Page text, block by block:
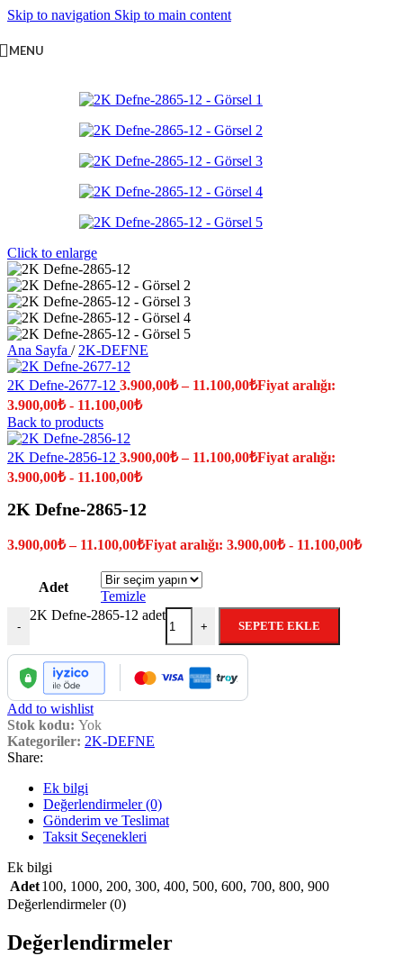
Skip to navigation Skip to main content
MENU
Click to enlarge
Ana Sayfa / 2K-DEFNE
2K Defne-2677-12 3.900,00₺ – 11.100,00₺Fiyat aralığı:
3.900,00₺ - 11.100,00₺
Back to products
2K Defne-2856-12 3.900,00₺ – 11.100,00₺Fiyat aralığı:
3.900,00₺ - 11.100,00₺
2K Defne-2865-12
3.900,00₺ – 11.100,00₺Fiyat aralığı: 3.900,00₺ - 11.100,00₺
Adet
Temizle
-
2K Defne-2865-12 adet
+ SEPETE EKLE
Add to wishlist
Stok kodu: Yok
Kategoriler: 2K-DEFNE
Share:
Ek bilgi
Değerlendirmeler (0)
Gönderim ve Teslimat
Taksit Seçenekleri
Ek bilgi
Adet100, 1000, 200, 300, 400, 500, 600, 700, 800, 900
Değerlendirmeler (0)
Değerlendirmeler